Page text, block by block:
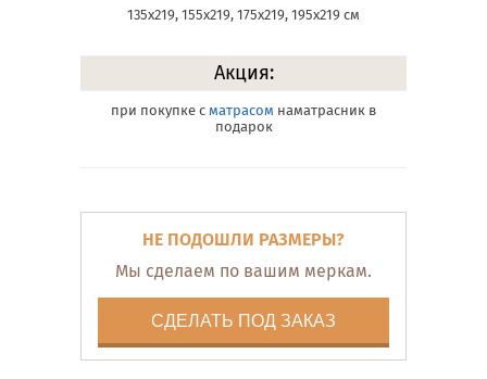
135х219, 155х219, 175х219, 195х219 см
Акция:
при покупке с матрасом наматрасник в
подарок
НЕ ПОДОШЛИ РАЗМЕРЫ?
Мы сделаем по вашим меркам.
СДЕЛАТЬ ПОД ЗАКАЗ